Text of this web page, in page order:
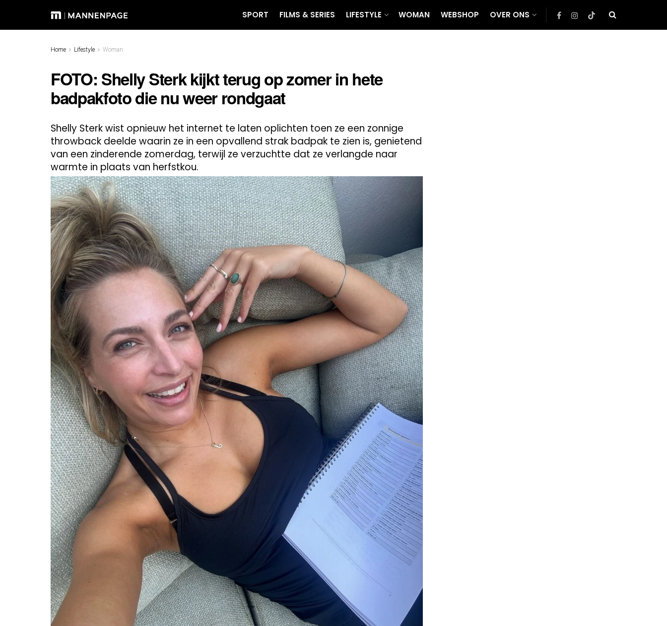
SPORT FILMS & SERIES LIFESTYLE WOMAN WEBSHOP OVER ONS
Home Lifestyle Woman
FOTO: Shelly Sterk kijkt terug op zomer in hete
badpakfoto die nu weer rondgaat
Shelly Sterk wist opnieuw het internet te laten oplichten toen ze een zonnige
throwback deelde waarin ze in een opvallend strak badpak te zien is, genietend
van een zinderende zomerdag, terwijl ze verzuchtte dat ze verlangde naar
warmte in plaats van herfstkou.